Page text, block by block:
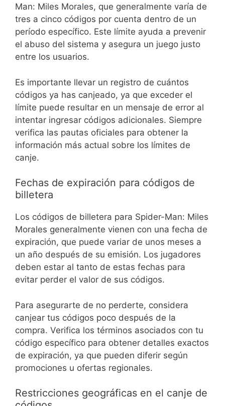
Man: Miles Morales, que generalmente varía de
tres a cinco códigos por cuenta dentro de un
período específico. Este límite ayuda a prevenir
el abuso del sistema y asegura un juego justo
entre los usuarios.
Es importante llevar un registro de cuántos
códigos ya has canjeado, ya que exceder el
límite puede resultar en un mensaje de error al
intentar ingresar códigos adicionales. Siempre
verifica las pautas oficiales para obtener la
información más actual sobre los límites de
canje.
Fechas de expiración para códigos de
billetera
Los códigos de billetera para Spider-Man: Miles
Morales generalmente vienen con una fecha de
expiración, que puede variar de unos meses a
un año después de su emisión. Los jugadores
deben estar al tanto de estas fechas para
evitar perder el valor de sus códigos.
Para asegurarte de no perderte, considera
canjear tus códigos poco después de la
compra. Verifica los términos asociados con tu
código específico para obtener detalles exactos
de expiración, ya que pueden diferir según
promociones u ofertas regionales.
Restricciones geográficas en el canje de